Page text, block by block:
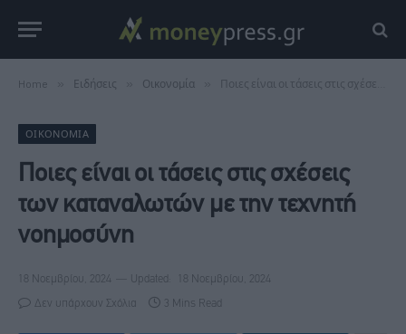
Home Ειδήσεις Οικονομία Ποιες είναι οι τάσεις στις σχέσεις των καταναλωτών με την τεχνητή νοημοσύνη
ΟΙΚΟΝΟΜΊΑ
Ποιες είναι οι τάσεις στις σχέσεις
των καταναλωτών με την τεχνητή
νοημοσύνη
18 Νοεμβρίου, 2024 Updated: 18 Νοεμβρίου, 2024
Δεν υπάρχουν Σχόλια 3 Mins Read